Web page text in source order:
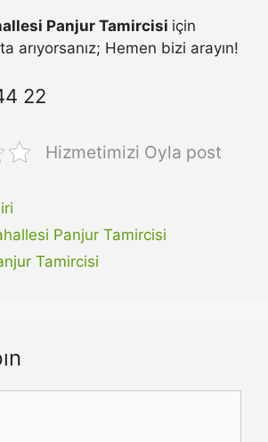
Panjur Tamircisi için
arıyorsanız; Hemen bizi arayın!
22
Hizmetimizi Oyla post
Panjur Tamircisi
Tamircisi